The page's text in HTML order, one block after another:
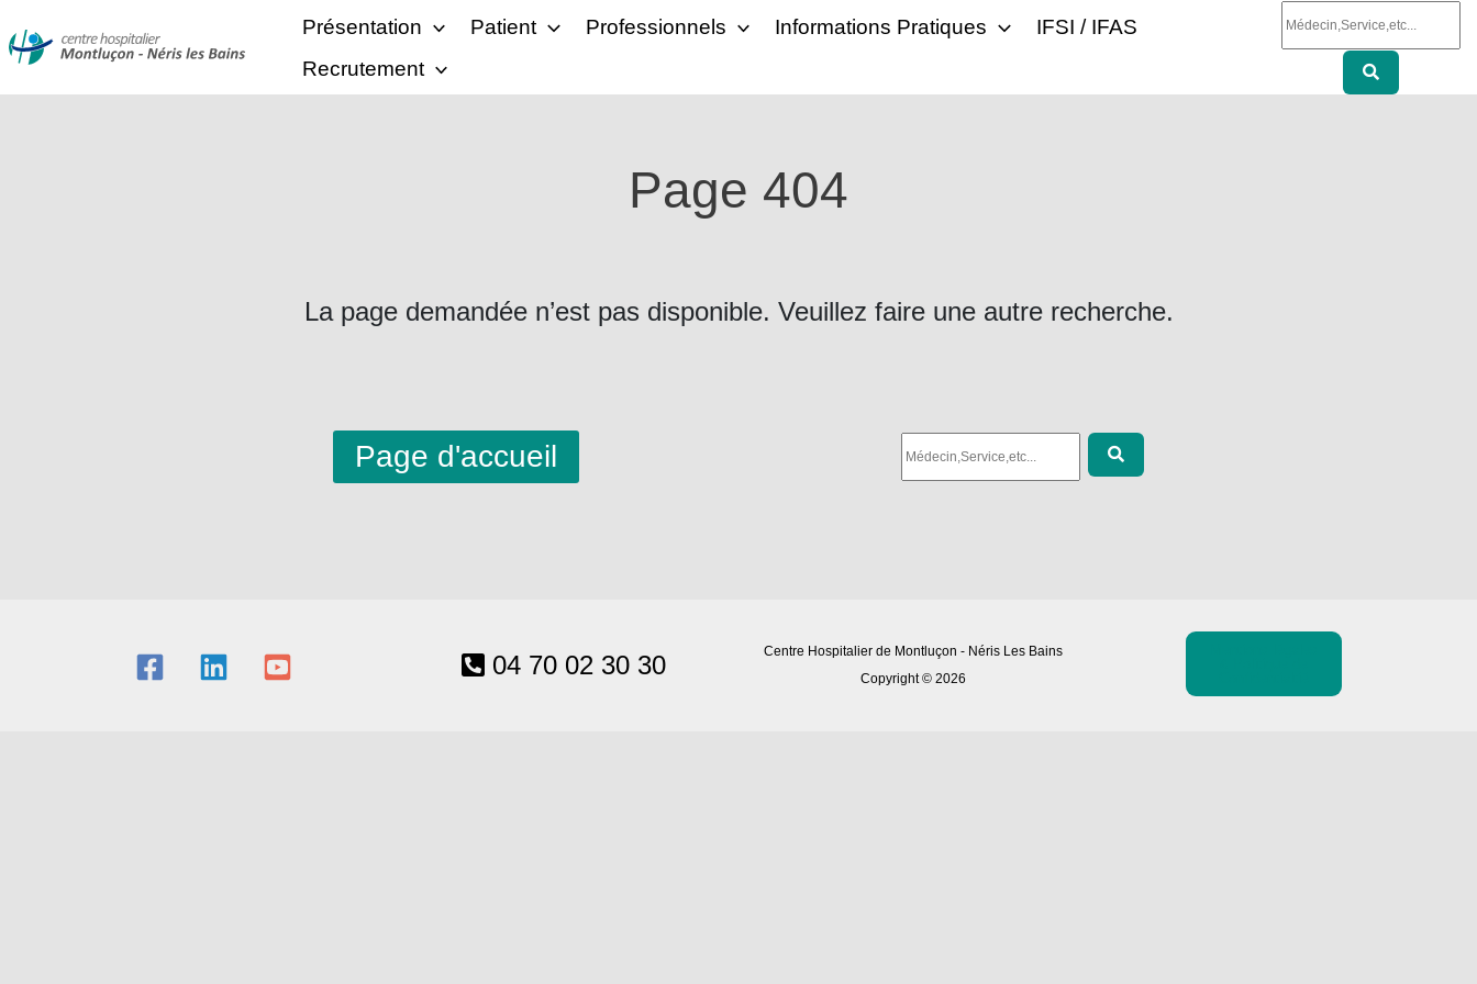
Présentation Patient Professionnels Informations Pratiques
IFSI / IFAS
Recrutement
Page 404
La page demandée n’est pas disponible. Veuillez faire une autre recherche.
Page d'accueil
04 70 02 30 30
Centre Hospitalier de Montluçon - Néris Les Bains
Copyright © 2026